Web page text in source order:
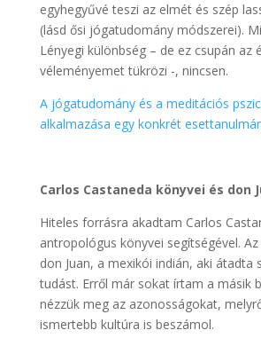
egyhegyűvé teszi az elmét és szép
(lásd ősi jógatudomány módszerei).
Lényegi különbség – de ez csupán az
véleményemet tükrözi -, nincsen.
A jógatudomány és a meditációs
alkalmazása egy konkrét
Carlos Castaneda könyvei és don
Hiteles forrásra akadtam Carlos
antropológus könyvei segítségével.
don Juan, a mexikói indián, aki átadta
tudást. Erről már sokat írtam a másik
nézzük meg az azonosságokat,
ismertebb kultúra is beszámol.